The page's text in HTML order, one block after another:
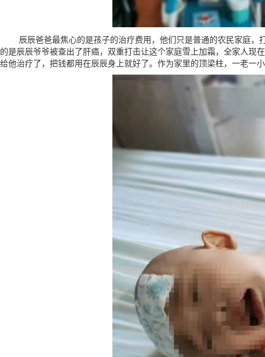
辰辰爸爸最焦心的是孩子的治疗费用，他们只是普通的农民家庭，
的是辰辰爷爷被查出了肝癌，双重打击让这个家庭雪上加霜，全家人
给他治疗了，把钱都用在辰辰身上就好了。作为家里的顶梁柱，一老一